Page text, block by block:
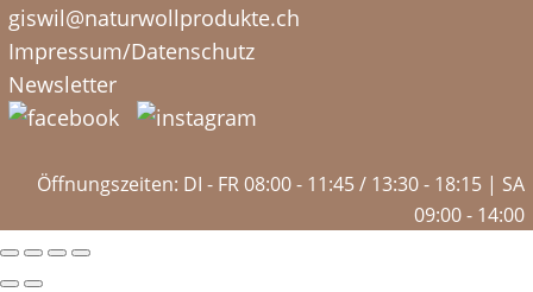
giswil@naturwollprodukte.ch
Impressum/Datenschutz
Newsletter
Öffnungszeiten: DI - FR 08:00 - 11:45 / 13:30 - 18:15 | SA
09:00 - 14:00